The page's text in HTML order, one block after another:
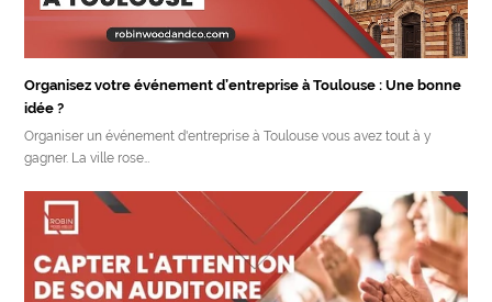
Organisez votre événement d’entreprise à Toulouse : Une bonne
idée ?
Organiser un événement d'entreprise à Toulouse vous avez tout à y
gagner. La ville rose…